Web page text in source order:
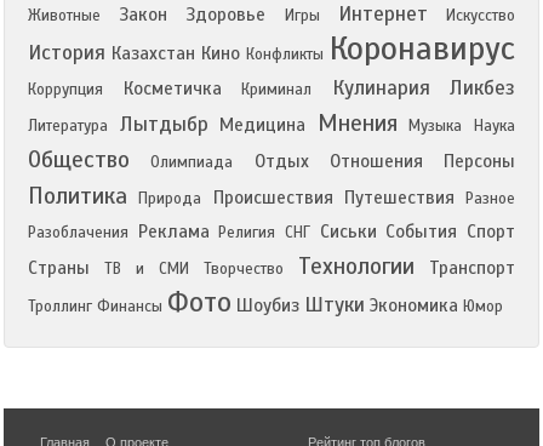
Животные
Закон Здоровье Игры Интернет Искусство
История Казахстан Кино Конфликты Коронавирус
Коррупция Косметичка Криминал Кулинария Ликбез
Литература Лытдыбр Медицина Мнения Музыка Наука
Общество Олимпиада Отдых Отношения Персоны
Политика Природа Происшествия Путешествия
Разное
Разоблачения
Реклама Религия СНГ Сиськи События Спорт
Страны
ТВ и СМИ Творчество Технологии Транспорт
Троллинг Финансы Фото Шоубиз Штуки Экономика Юмор
Главная О проекте Рейтинг топ блогов